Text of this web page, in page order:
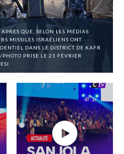
QUE, SELON LES MÉDIAS
MISSILES ISRAÉLIENS ONT
DANS LE DISTRICT DE KAFR
PRISE LE 21 FÉVRIER